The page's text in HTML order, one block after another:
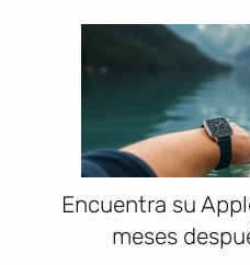
Encuentra su
meses